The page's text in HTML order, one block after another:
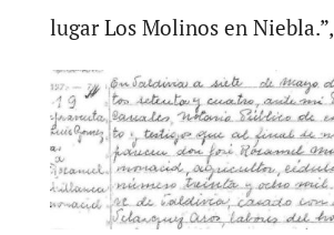
lugar Los Molinos en Niebla.”,